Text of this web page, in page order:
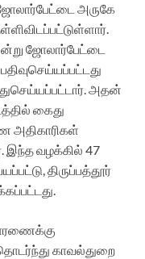
அருகே
ஜோலார்பேட்டை
அதன்
கைது
அதிகாரிகள்
வழக்கில் 47
திருப்பத்தூர்
காவல்துறை